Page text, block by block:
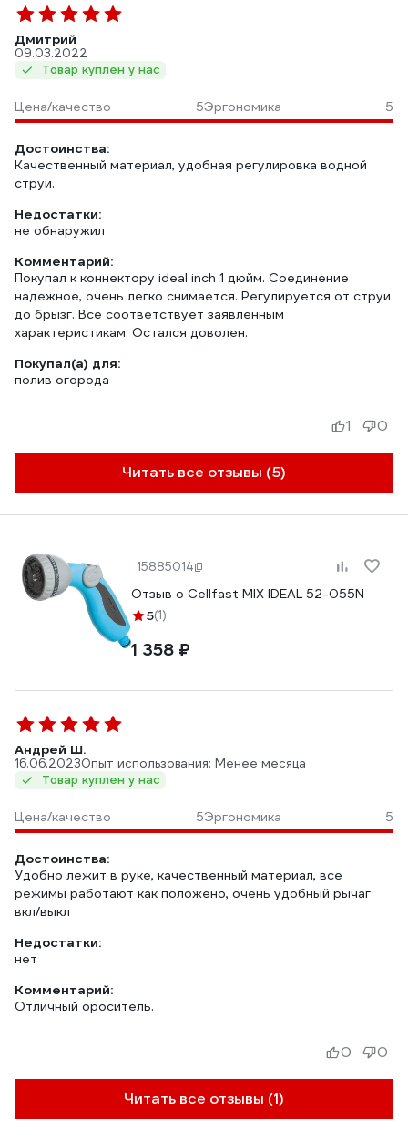
Дмитрий
09.03.2022
Товар куплен у нас
Цена/качество 5Эргономика 5
Достоинства:
Качественный материал, удобная регулировка водной
струи.
Недостатки:
не обнаружил
Комментарий:
Покупал к коннектору ideal inch 1 дюйм. Соединение
надежное, очень легко снимается. Регулируется от струи
до брызг. Все соответствует заявленным
характеристикам. Остался доволен.
Покупал(а) для:
полив огорода
Читать все отзывы (5)
1 0
15885014
Отзыв о Cellfast MIX IDEAL 52-055N
5(1)
1 358 ₽
Андрей Ш.
16.06.2023Опыт использования: Менее месяца
Товар куплен у нас
Цена/качество 5Эргономика 5
Достоинства:
Удобно лежит в руке, качественный материал, все
режимы работают как положено, очень удобный рычаг
вкл/выкл
Недостатки:
нет
Комментарий:
Отличный ороситель.
Читать все отзывы (1)
0 0